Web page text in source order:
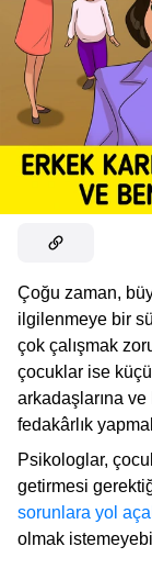
Çoğu zaman,
ilgilenmeye bir
çok çalışmak
çocuklar ise
arkadaşlarına
fedakârlık
Psikologlar,
getirmesi
sorunlara yol
olmak